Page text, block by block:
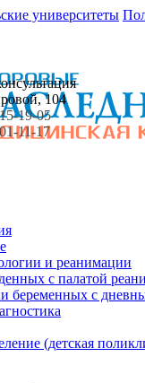
университеты
104
19-05
11-17
и реанимации
с палатой
беременных с
(детская